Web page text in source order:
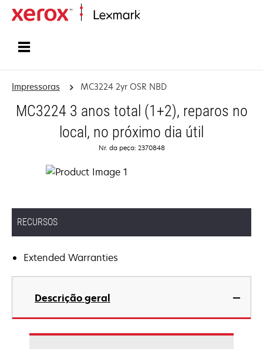
Impressoras MC3224 2yr OSR NBD
MC3224 3 anos total (1+2), reparos no
local, no próximo dia útil
Nr. da peça: 2370848
RECURSOS
Extended Warranties
Descrição geral